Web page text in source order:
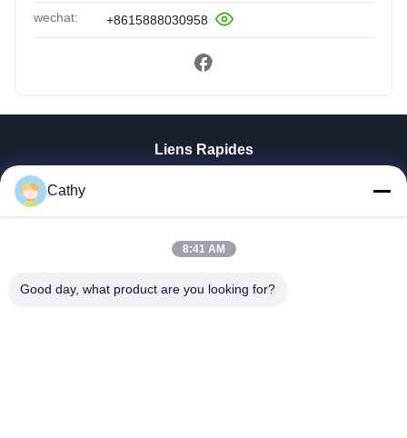
wechat: +8615888030958
Liens Rapides
Le Spectacle VR
Visite De L'usine
Cathy
8:41 AM
Good day, what product are you looking for?